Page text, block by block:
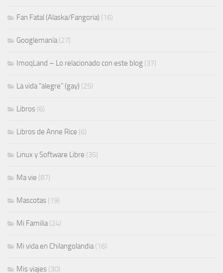
Fan Fatal (Alaska/Fangoria) (16)
Googlemanía(27)
ImoqLand – Lo relacionado con este blog (37)
La vida "alegre" (gay) (25)
Libros (6)
Libros de Anne Rice (6)
Linux y Software Libre (35)
Ma vie (87)
Mascotas (19)
Mi Familia(24)
Mi vida en Chilangolandia(16)
Mis viajes (30)